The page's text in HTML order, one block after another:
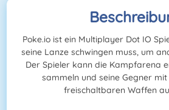
Poke.io ist ein Multiplayer Dot IO
seine Lanze schwingen muss, um
Der Spieler kann die Kampfarena
sammeln und seine Gegner
freischaltbaren Waffen